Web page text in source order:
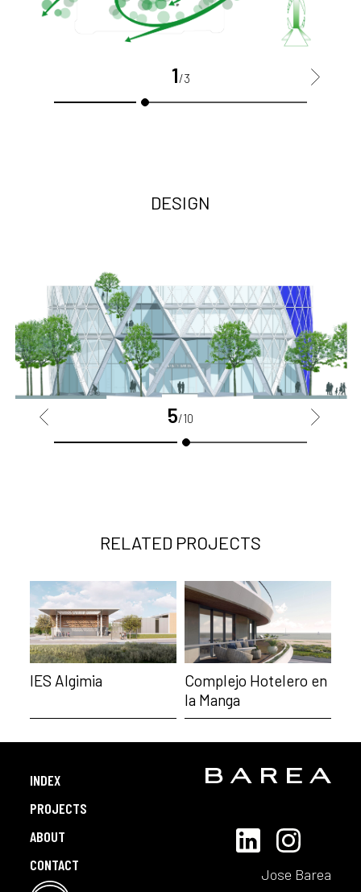
1/3 >
DESIGN
5/10
< >
RELATED PROJECTS
IES Algimia
Complejo Hotelero en
la Manga
INDEX
PROJECTS
ABOUT
CONTACT
Jose Barea